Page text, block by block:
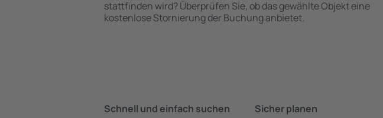
stattfinden wird? Überprüfen Sie, ob das gewählte Objekt eine
kostenlose Stornierung der Buchung anbietet.
Schnell und einfach suchen Sicher planen